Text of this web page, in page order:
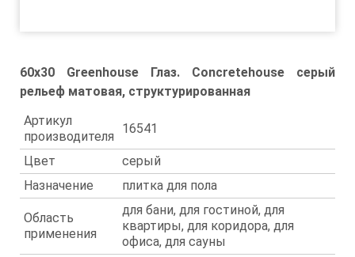
60x30 Greenhouse Глаз. Concretehouse серый
рельеф матовая, структурированная
Артикул
производителя
16541
Цвет
серый
Назначение
плитка для пола
Область
применения
для бани, для гостиной, для
квартиры, для коридора, для
офиса, для сауны